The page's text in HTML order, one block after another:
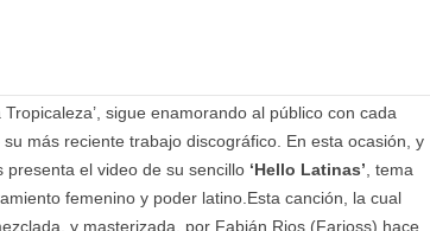
sigue enamorando al público con cada
más reciente trabajo discográfico. En esta ocasión, y
el video de su sencillo ‘Hello Latinas’ , tema
femenino y poder latino.Esta canción, la cual
y masterizada, por Fabián Rios (Farioss) hace